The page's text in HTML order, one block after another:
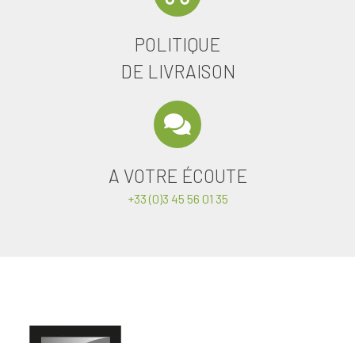
POLITIQUE
DE LIVRAISON
A VOTRE ÉCOUTE
+33 (0)3 45 56 01 35